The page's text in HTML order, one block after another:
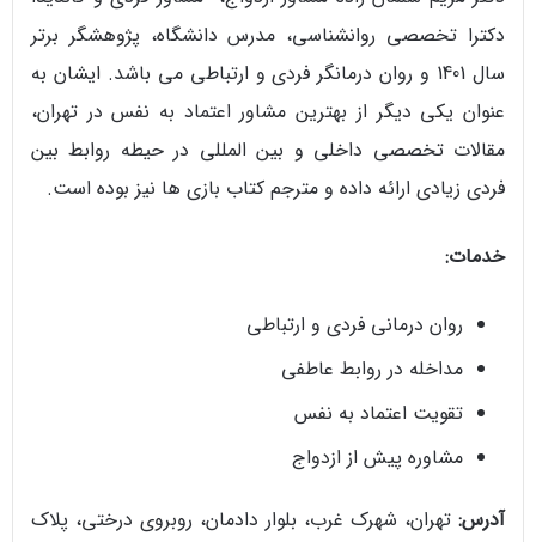
دکترا تخصصی روانشناسی، مدرس دانشگاه، پژوهشگر برتر
سال 1401 و روان درمانگر فردی و ارتباطی می باشد. ایشان به
عنوان یکی دیگر از بهترین مشاور اعتماد به نفس در تهران،
مقالات تخصصی داخلی و بین المللی در حیطه روابط بین
فردی زیادی ارائه داده و مترجم کتاب بازی ها نیز بوده است.
خدمات:
روان درمانی فردی و ارتباطی
مداخله در روابط عاطفی
تقویت اعتماد به نفس
مشاوره پیش از ازدواج
آدرس: تهران، شهرک غرب، بلوار دادمان، روبروی درختی، پلاک